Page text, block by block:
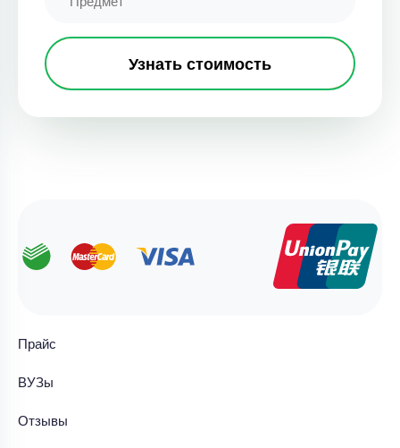
Узнать стоимость
Прайс
ВУЗы
Отзывы